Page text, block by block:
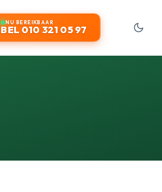
NU BEREIKBAAR
BEL 010 321 05 97